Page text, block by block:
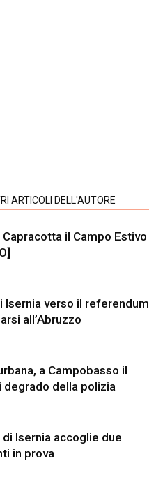
ARTICOLI DELL'AUTORE
Capracotta il Campo Estivo
Isernia verso il referendum
all’Abruzzo
a Campobasso il
degrado della polizia
Isernia accoglie due
in prova